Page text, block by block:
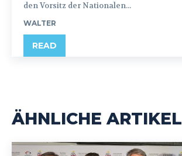
den Vorsitz der Nationalen...
WALTER
READ
ÄHNLICHE ARTIKEL